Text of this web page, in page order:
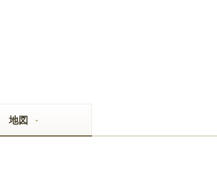
地図